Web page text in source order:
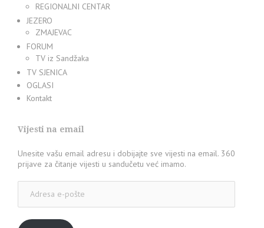
REGIONALNI CENTAR
JEZERO
ZMAJEVAC
FORUM
TV iz Sandžaka
TV SJENICA
OGLASI
Kontakt
Vijesti na email
Unesite vašu email adresu i dobijajte sve vijesti na email. 360
prijave za čitanje vijesti u sandučetu već imamo.
pošte